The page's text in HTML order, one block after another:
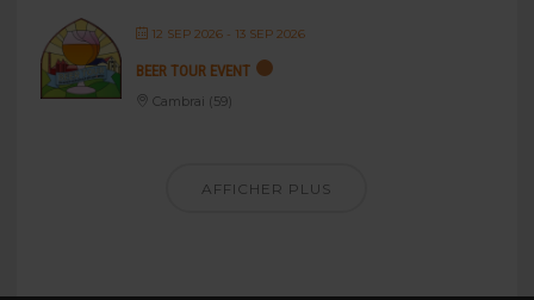
12 SEP 2026- 13 SEP 2026
BEER TOUR EVENT
Cambrai (59)
AFFICHER PLUS